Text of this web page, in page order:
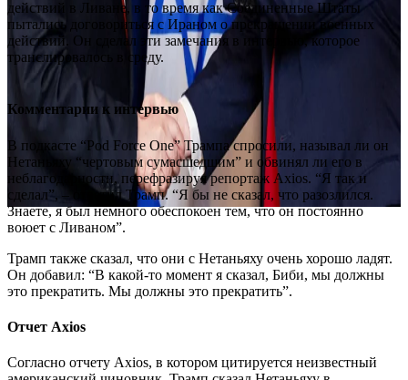
действий в Ливане, в то время как Соединенные Штаты
пытались договориться с Ираном о прекращении военных
действий. Он сделал эти замечания в интервью, которое
транслировалось в среду.
Комментарии к интервью
В подкасте “Pod Force One” Трампа спросили, называл ли он
Нетаньяху “чертовым сумасшедшим” и обвинял ли его в
неблагодарности, перефразируя репортаж Axios. “Я так и
сделал”, – ответил Трамп. “Я бы не сказал, что разозлился.
Знаете, я был немного обеспокоен тем, что он постоянно
воюет с Ливаном”.
Трамп также сказал, что они с Нетаньяху очень хорошо ладят.
Он добавил: “В какой-то момент я сказал, Биби, мы должны
это прекратить. Мы должны это прекратить”.
Отчет Axios
Согласно отчету Axios, в котором цитируется неизвестный